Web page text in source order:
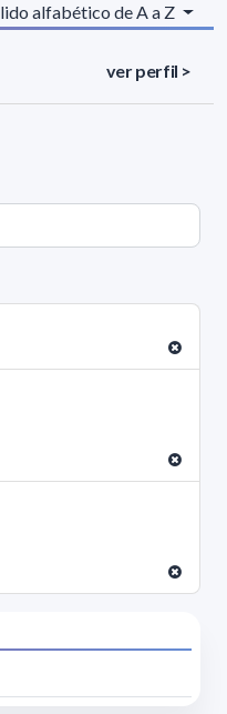
alfabético de A a Z
ver perfil >